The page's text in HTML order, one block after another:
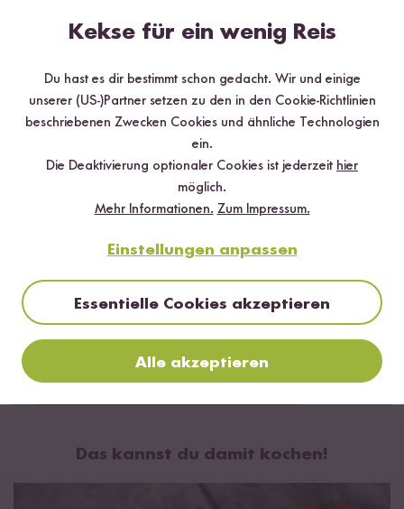
Das kannst du damit kochen!
Kekse für ein wenig Reis
Du hast es dir bestimmt schon gedacht. Wir und einige
unserer (US-)Partner setzen zu den in den Cookie-Richtlinien
beschriebenen Zwecken Cookies und ähnliche Technologien
ein.
Die Deaktivierung optionaler Cookies ist jederzeit hier
möglich.
Mehr Informationen. Zum Impressum.
Einstellungen anpassen
Essentielle Cookies akzeptieren
Alle akzeptieren